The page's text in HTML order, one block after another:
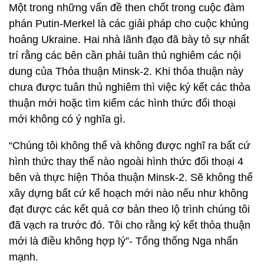
Một trong những vấn đề then chốt trong cuộc đàm
phán Putin-Merkel là các giải pháp cho cuộc khủng
hoảng Ukraine. Hai nhà lãnh đạo đã bày tỏ sự nhất
trí rằng các bên cần phải tuân thủ nghiêm các nội
dung của Thỏa thuận Minsk-2. Khi thỏa thuận này
chưa được tuân thủ nghiêm thì việc ký kết các thỏa
thuận mới hoặc tìm kiếm các hình thức đối thoại
mới không có ý nghĩa gì.
“Chúng tôi không thể và không được nghĩ ra bất cứ
hình thức thay thế nào ngoài hình thức đối thoại 4
bên và thực hiện Thỏa thuận Minsk-2. Sẽ không thể
xây dựng bất cứ kế hoạch mới nào nếu như không
đạt được các kết quả cơ bản theo lộ trình chúng tôi
đã vạch ra trước đó. Tôi cho rằng ký kết thỏa thuận
mới là điều không hợp lý”- Tổng thống Nga nhấn
mạnh.